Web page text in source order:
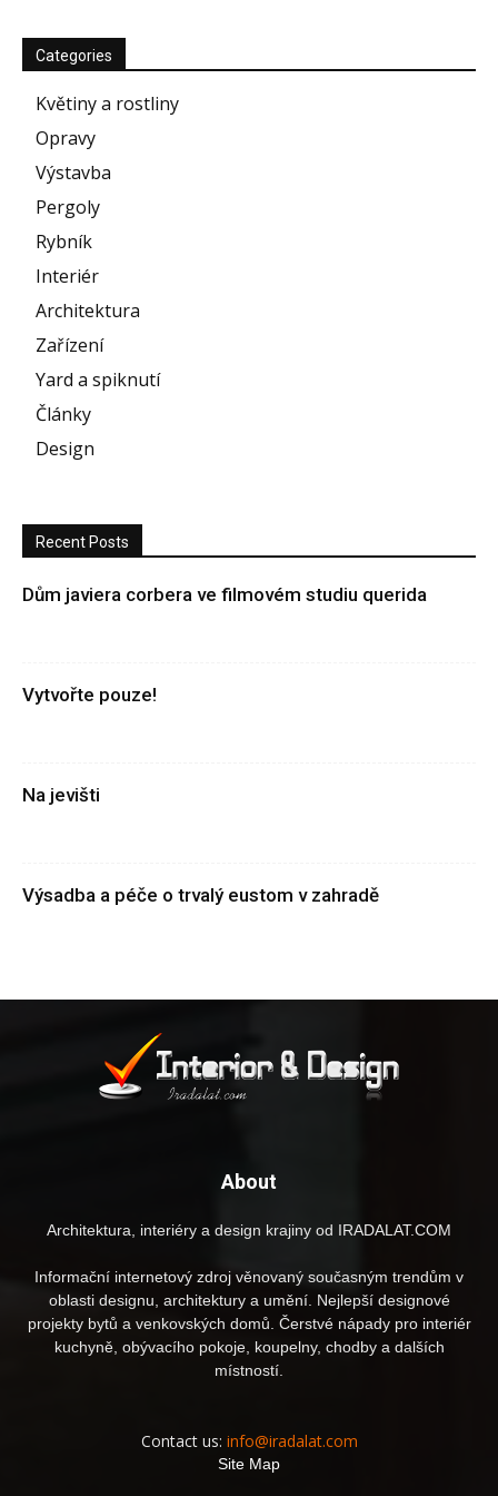
Categories
Květiny a rostliny
Opravy
Výstavba
Pergoly
Rybník
Interiér
Architektura
Zařízení
Yard a spiknutí
Články
Design
Recent Posts
Dům javiera corbera ve filmovém studiu querida
Vytvořte pouze!
Na jevišti
Výsadba a péče o trvalý eustom v zahradě
About
Architektura, interiéry a design krajiny od IRADALAT.COM
Informační internetový zdroj věnovaný současným trendům v
oblasti designu, architektury a umění. Nejlepší designové
projekty bytů a venkovských domů. Čerstvé nápady pro interiér
kuchyně, obývacího pokoje, koupelny, chodby a dalších
místností.
Contact us: info@iradalat.com
Site Map